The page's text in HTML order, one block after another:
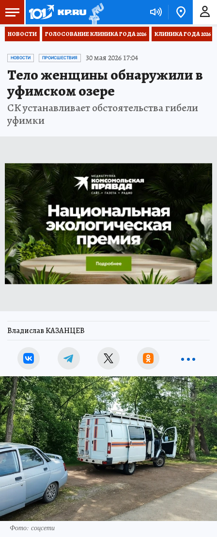
НОВОСТИ ГОЛОСОВАНИЕ КЛИНИКА ГОДА 2026 КЛИНИКА ГОДА 2026
НОВОСТИ ПРОИСШЕСТВИЯ 30 мая 2026 17:04
Тело женщины обнаружили в
уфимском озере
СК устанавливает обстоятельства гибели
уфимки
Владислав КАЗАНЦЕВ
Фото: соцсети